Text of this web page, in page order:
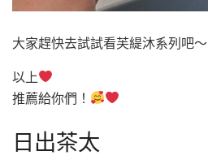
大家趕快去試試看芙緹沐系列吧～
以上
推薦給你們！
日出茶太